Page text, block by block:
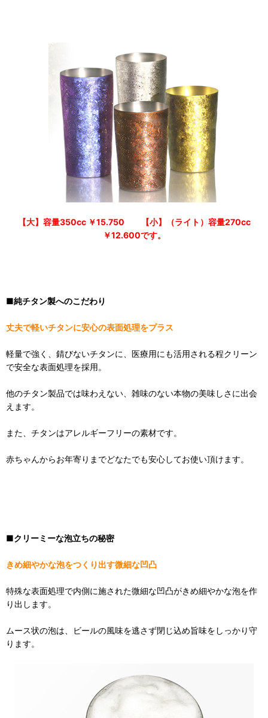
【大】容量350cc ￥15.750 【小】（ライト）容量270cc
￥12.600です。
■純チタン製へのこだわり
丈夫で軽いチタンに安心の表面処理をプラス
軽量で強く、錆びないチタンに、医療用にも活用される程クリーン
で安全な表面処理を採用。
他のチタン製品では味わえない、雑味のない本物の美味しさに出会
えます。
また、チタンはアレルギーフリーの素材です。
赤ちゃんからお年寄りまでどなたでも安心してお使い頂けます。
■クリーミーな泡立ちの秘密
きめ細やかな泡をつくり出す微細な凹凸
特殊な表面処理で内側に施された微細な凹凸がきめ細やかな泡を作
り出します。
ムース状の泡は、ビールの風味を逃さず閉じ込め旨味をしっかり守
ります。